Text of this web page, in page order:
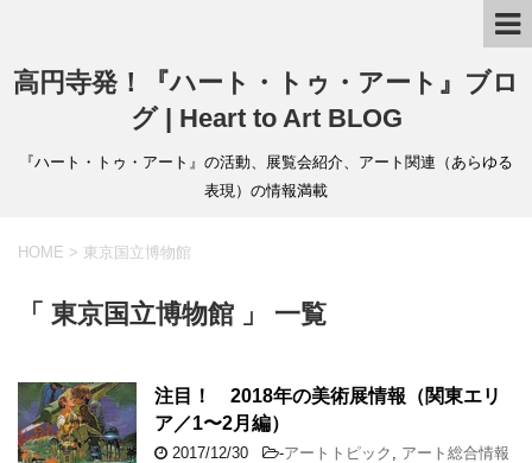
高円寺発！『ハート・トゥ・アート』ブロ
グ | Heart to Art BLOG
『ハート・トゥ・アート』の活動、展覧会紹介、アート関連（あらゆる
表現）の情報満載
HOME > 東京国立博物館
「 東京国立博物館 」 一覧
注目！ 2018年の美術展情報（関東エリ
ア／1〜2月編）
2017/12/30 -アートトピック
アート総合情報